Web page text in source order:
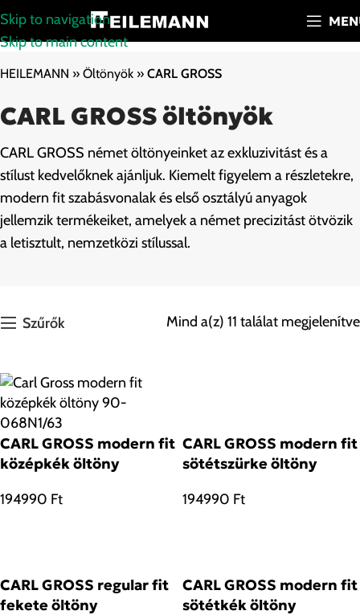
Skip to navigation
Skip to main content
HEILEMANN » Öltönyök » CARL GROSS
CARL GROSS öltönyök
CARL GROSS német öltönyeinket az exkluzivitást és a
stílust kedvelőknek ajánljuk. Kiemelt figyelem a részletekre,
modern fit szabásvonalak és első osztályú anyagok
jellemzik termékeiket, amelyek a német precizitást ötvözik
a letisztult, nemzetközi stílussal.
Szűrők Mind a(z) 11 találat megjelenítve
CARL GROSS modern fit
középkék öltöny
194990 Ft
CARL GROSS modern fit
sötétszürke öltöny
194990 Ft
CARL GROSS regular fit
fekete öltöny
CARL GROSS modern fit
sötétkék öltöny